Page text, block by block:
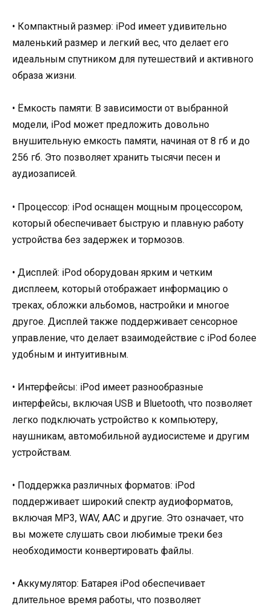
• Компактный размер: iPod имеет удивительно
маленький размер и легкий вес, что делает его
идеальным спутником для путешествий и активного
образа жизни.
• Ёмкость памяти: В зависимости от выбранной
модели, iPod может предложить довольно
внушительную емкость памяти, начиная от 8 гб и до
256 гб. Это позволяет хранить тысячи песен и
аудиозаписей.
• Процессор: iPod оснащен мощным процессором,
который обеспечивает быструю и плавную работу
устройства без задержек и тормозов.
• Дисплей: iPod оборудован ярким и четким
дисплеем, который отображает информацию о
треках, обложки альбомов, настройки и многое
другое. Дисплей также поддерживает сенсорное
управление, что делает взаимодействие с iPod более
удобным и интуитивным.
• Интерфейсы: iPod имеет разнообразные
интерфейсы, включая USB и Bluetooth, что позволяет
легко подключать устройство к компьютеру,
наушникам, автомобильной аудиосистеме и другим
устройствам.
• Поддержка различных форматов: iPod
поддерживает широкий спектр аудиоформатов,
включая MP3, WAV, AAC и другие. Это означает, что
вы можете слушать свои любимые треки без
необходимости конвертировать файлы.
• Аккумулятор: Батарея iPod обеспечивает
длительное время работы, что позволяет